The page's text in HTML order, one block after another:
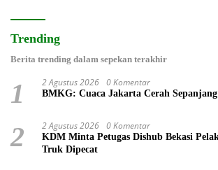
Trending
Berita trending dalam sepekan terakhir
1 2 Agustus 2026 0 Komentar
BMKG: Cuaca Jakarta Cerah
2 2 Agustus 2026 0 Komentar
KDM Minta Petugas Dishub Bekasi
Truk Dipecat